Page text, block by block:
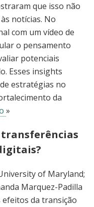
que isso não
notícias. No
com um vídeo de
o pensamento
potenciais
Esses insights
estratégias no
da
»
transferências
of Maryland;
Marquez-Padilla
efeitos da transição